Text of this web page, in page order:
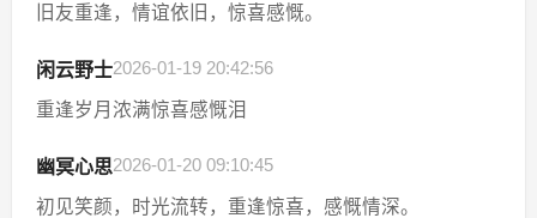
旧友重逢，情谊依旧，惊喜感慨。
闲云野士2026-01-19 20:42:56
重逢岁月浓满惊喜感慨泪
幽冥心思2026-01-20 09:10:45
初见笑颜，时光流转，重逢惊喜，感慨情深。